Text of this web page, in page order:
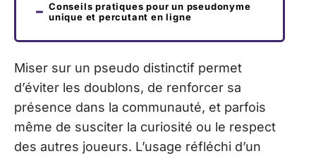
Conseils pratiques pour un pseudonyme
unique et percutant en ligne
Miser sur un pseudo distinctif permet
d’éviter les doublons, de renforcer sa
présence dans la communauté, et parfois
même de susciter la curiosité ou le respect
des autres joueurs. L’usage réfléchi d’un